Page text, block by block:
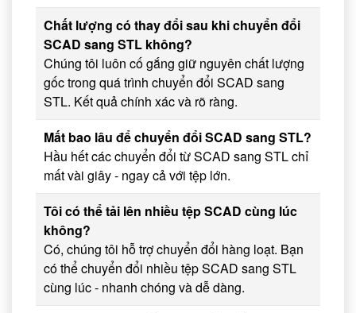
Chất lượng có thay đổi sau khi chuyển đổi
SCAD sang STL không?
Chúng tôi luôn cố gắng giữ nguyên chất lượng
gốc trong quá trình chuyển đổi SCAD sang
STL. Kết quả chính xác và rõ ràng.
Mất bao lâu để chuyển đổi SCAD sang STL?
Hầu hết các chuyển đổi từ SCAD sang STL chỉ
mất vài giây - ngay cả với tệp lớn.
Tôi có thể tải lên nhiều tệp SCAD cùng lúc
không?
Có, chúng tôi hỗ trợ chuyển đổi hàng loạt. Bạn
có thể chuyển đổi nhiều tệp SCAD sang STL
cùng lúc - nhanh chóng và dễ dàng.